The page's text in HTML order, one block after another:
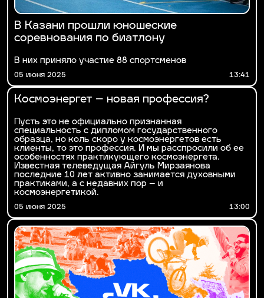
В Казани прошли юношеские
соревнования по биатлону
В них приняло участие 88 спортсменов
05 июня 2025 13:41
Космоэнергет – новая профессия?
Пусть это не официально признанная
специальность с дипломом государственного
образца, но коль скоро у космоэнергетов есть
клиенты, то это профессия. И мы расспросили об ее
особенностях практикующего космоэнергета.
Известная телеведущая Айгуль Мирзаянова
последние 10 лет активно занимается духовными
практиками, а с недавних пор – и
космоэнергетикой.
05 июня 2025 13:00